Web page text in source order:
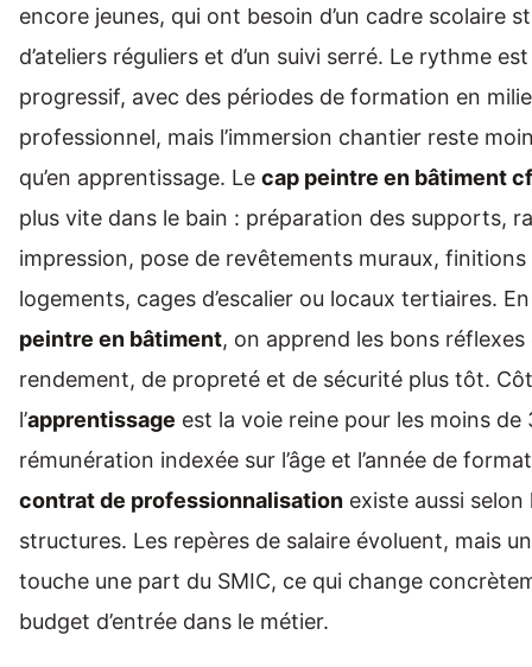
encore jeunes, qui ont besoin d’un cadre scolaire
d’ateliers réguliers et d’un suivi serré. Le rythme
progressif, avec des périodes de formation en
professionnel, mais l’immersion chantier reste
qu’en apprentissage. Le cap peintre en bâtiment
plus vite dans le bain : préparation des supports,
impression, pose de revêtements muraux, finitions
logements, cages d’escalier ou locaux tertiaires.
peintre en bâtiment, on apprend les bons réflexes
rendement, de propreté et de sécurité plus tôt.
l’apprentissage est la voie reine pour les moins de
rémunération indexée sur l’âge et l’année de
contrat de professionnalisation existe aussi selon
structures. Les repères de salaire évoluent, mais
touche une part du SMIC, ce qui change
budget d’entrée dans le métier.